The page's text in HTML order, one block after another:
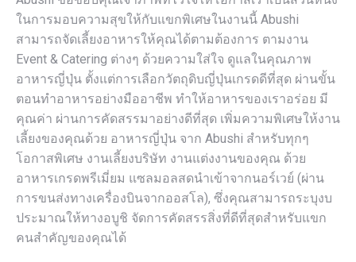
ในการมอบความสุขให้กับแขกพิเศษในงานนี้ Abushi
สามารถจัดเลี้ยงอาหารให้คุณได้ตามต้องการ ตามงาน
Event & Catering ต่างๆ ด้วยความใส่ใจ ดูแลในคุณภาพ
อาหารญี่ปุ่น ตั้งแต่การเลือกวัตถุดิบญี่ปุ่นเกรดดีที่สุด ผ่านขั้น
ตอนทำอาหารอย่างมืออาชีพ ทำให้อาหารของเราอร่อย มี
คุณค่า ผ่านการคัดสรรมาอย่างดีที่สุด เพิ่มความพิเศษให้งาน
เลี้ยงของคุณด้วย อาหารญี่ปุ่น จาก Abushi สำหรับทุกๆ
โอกาสพิเศษ งานเลี้ยงบริษัท งานแต่งงานของคุณ ด้วย
อาหารเกรดพรีเมี่ยม แซลมอลสดนำเข้าจากนอร์เวย์ (ผ่าน
การขนส่งทางเครื่องบินจากออสโล), ซึ่งคุณสามารถระบุงบ
ประมาณให้ทางอบูชิ จัดการคัดสรรสิ่งที่ดีที่สุดสำหรับแขก
คนสำคัญของคุณได้